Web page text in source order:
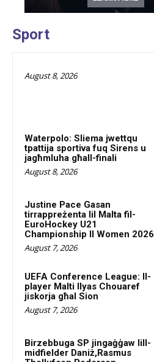
Sport
August 8, 2026
Waterpolo: Sliema jwettqu
tpattija sportiva fuq Sirens u
jagħmluha għall-finali
August 8, 2026
Justine Pace Gasan
tirrappreżenta lil Malta fil-
EuroHockey U21
Championship II Women 2026
August 7, 2026
UEFA Conference League: Il-
player Malti Ilyas Chouaref
jiskorja għal Sion
August 7, 2026
Birzebbuga SP jingaġġaw lill-
midfielder Daniż,Rasmus